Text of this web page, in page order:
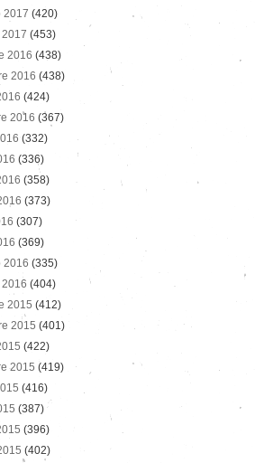
2017 (420)
(453)
2016 (438)
2016 (438)
(424)
2016 (367)
(332)
(336)
(358)
(373)
(307)
(369)
2016 (335)
(404)
2015 (412)
2015 (401)
(422)
2015 (419)
(416)
(387)
(396)
(402)